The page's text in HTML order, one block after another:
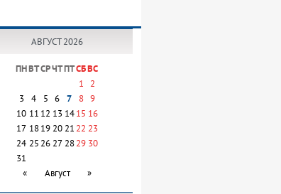
АВГУСТ 2026
ПНВТСРЧТПТСБВС
1
2
3
4 5 6 7 8 9
10 11 12 13 1415 16
17 18192021 22 23
24 2526272829 30
31
«
Август »